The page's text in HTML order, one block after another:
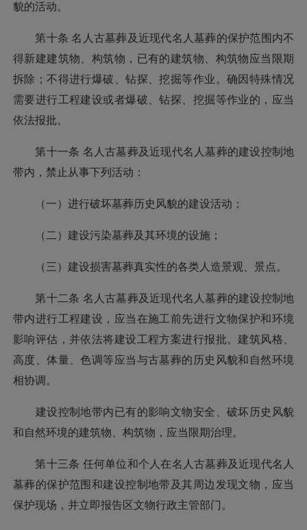
貌的活动。
第十条 名人古墓葬及近现代名人墓葬的保护范围内不
得新建建筑物、构筑物，已有的建筑物、构筑物应当限期
拆除；不得进行爆破、钻探、挖掘等作业。确因特殊情况
需要进行工程建设或者爆破、钻探、挖掘等作业的，应当
依法报批。
第十一条 名人古墓葬及近现代名人墓葬的建设控制地
带内，禁止从事下列活动：
（一）进行破坏墓葬历史风貌的建设活动；
（二）建设污染墓葬及其环境的设施；
（三）建设损害墓葬真实性的各类人造景观、景点。
第十二条 名人古墓葬及近现代名人墓葬的建设控制地
带内进行工程建设，应当在施工前先进行文物保护和环境
影响评估，并依法将建设工程方案进行报批。建筑风格、
高度、体量、色调等应当与古墓葬的历史风貌和自然环境
相协调。
建设控制地带内已有的影响文物安全、破坏历史风貌
和自然环境的建筑物、构筑物，应当限期治理。
第十三条 任何单位和个人在名人古墓葬及近现代名人
墓葬的保护范围和建设控制地带及其周边发现文物，应当
保护现场，并立即报告区文物行政主管部门。